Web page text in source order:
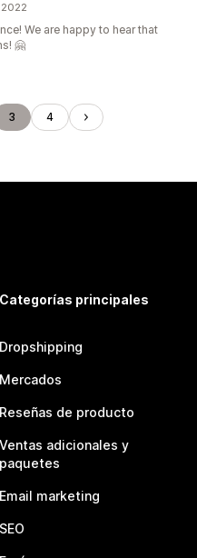
2022
We are happy to hear that
🤗
3 4
Categorías principales
Dropshipping
Mercados
Reseñas de producto
Ventas adicionales y
paquetes
Email marketing
SEO